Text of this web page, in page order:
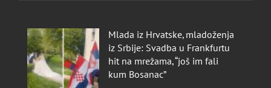
Mlada iz Hrvatske, mladoženja
iz Srbije: Svadba u Frankfurtu
hit na mrežama, “još im fali
kum Bosanac”